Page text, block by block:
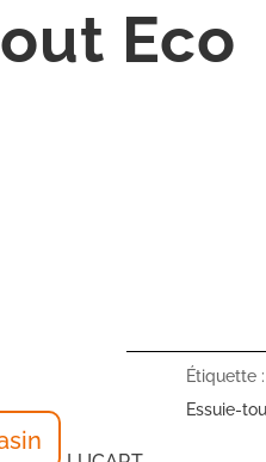
Eco
Étiquette :
Essuie-